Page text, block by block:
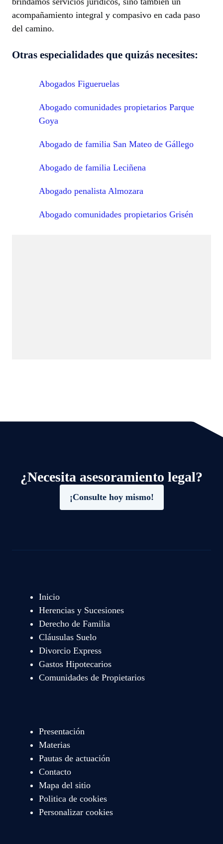
acompañamiento integral y compasivo en cada paso
del camino.
Otras especialidades que quizás necesites:
Abogados Figueruelas
Abogado comunidades propietarios Parque
Goya
Abogado de familia San Mateo de Gállego
Abogado de familia Leciñena
Abogado penalista Almozara
Abogado comunidades propietarios Grisén
¿Necesita asesoramiento legal?
¡Consulte hoy mismo!
Inicio
Herencias y Sucesiones
Derecho de Familia
Cláusulas Suelo
Divorcio Express
Gastos Hipotecarios
Comunidades de Propietarios
Presentación
Materias
Pautas de actuación
Contacto
Mapa del sitio
Politica de cookies
Personalizar cookies